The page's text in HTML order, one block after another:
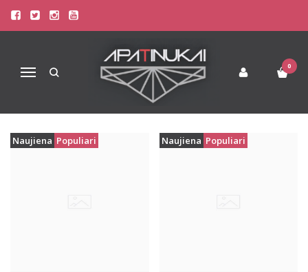
Navigacija
0
MEN UNDERWEAR
Apatinis Trikotažas Vyrams Men Underwear
Naujiena Populiari Naujiena Populiari